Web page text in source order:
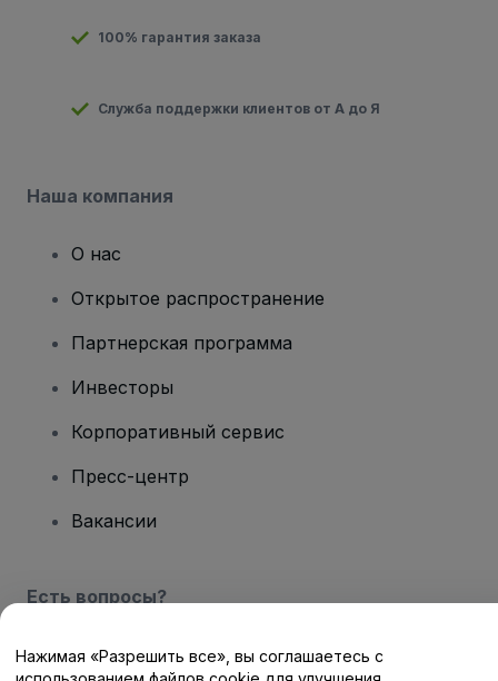
100% гарантия заказа
Служба поддержки клиентов от А до Я
Наша компания
О нас
Открытое распространение
Партнерская программа
Инвесторы
Корпоративный сервис
Пресс-центр
Вакансии
Есть вопросы?
Центр помощи / Свяжитесь с нами
Нажимая «Разрешить все», вы соглашаетесь с